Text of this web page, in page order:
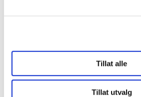
Tillat alle
Tillat utvalg
flagg denne anmeldelsen
Fornøyf